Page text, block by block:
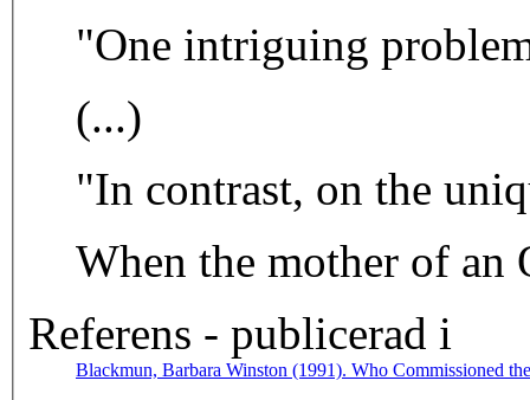
"One intriguing
(...)
"In contrast, on the
When the mother of an
Referens - publicerad i
Blackmun, Barbara Winston (1991). Who Commissioned